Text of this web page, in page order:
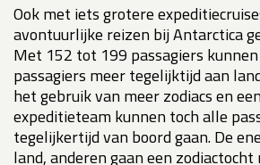
Ook met iets grotere
avontuurlijke reizen bij Antarctica
Met 152 tot 199 passagiers
passagiers meer tegelijktijd aan
het gebruik van meer zodiacs en
expeditieteam kunnen toch alle
tegelijkertijd van boord gaan. De
land, anderen gaan een